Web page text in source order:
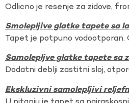
Odlicno je resenje za zidove,
Smolepljive glatke tapete sa
Tapet je potpuno vodootporan.
Samolepljve glatke tapete sa
Dodatni deblji zastitni sloj,
Ekskluzivni samolepljivi